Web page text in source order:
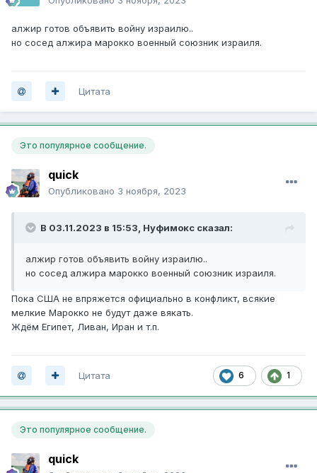
Андрей Ф., уже не надо он и так обосрался в
своем бункере пару лет молчать будет
18 мин
не будет, возможно выбрана тактика брать
измором, если учитывать призыв прекратить
алжир готов объявить войну израилю..
но сосед алжира марокко военный союзник израиля.
Цитата
Это популярное сообщение.
quick
Опубликовано 3 ноября, 2023
В 03.11.2023 в 15:53, Нуфимокс сказал:
алжир готов объявить войну израилю..
но сосед алжира марокко военный союзник израиля.
Пока США не впряжется официально в конфликт, всякие
мелкие Марокко не будут даже вякать.
Ждём Египет, Ливан, Иран и т.п.
6 1
Цитата
Это популярное сообщение.
quick